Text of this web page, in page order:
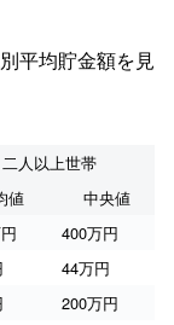
平均貯金額を見
二人以上世帯
値
中央値
400万円
44万円
200万円